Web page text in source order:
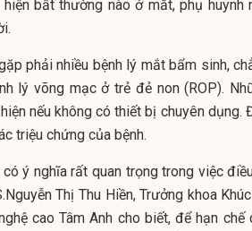
bất thường nào ở mắt, phụ huynh
phải nhiều bệnh lý mắt bẩm sinh,
lý võng mạc ở trẻ đẻ non (ROP).
nếu không có thiết bị chuyên dụng.
triệu chứng của bệnh.
ý nghĩa rất quan trọng trong việc
Thị Thu Hiền, Trưởng khoa
cao Tâm Anh cho biết, để hạn chế